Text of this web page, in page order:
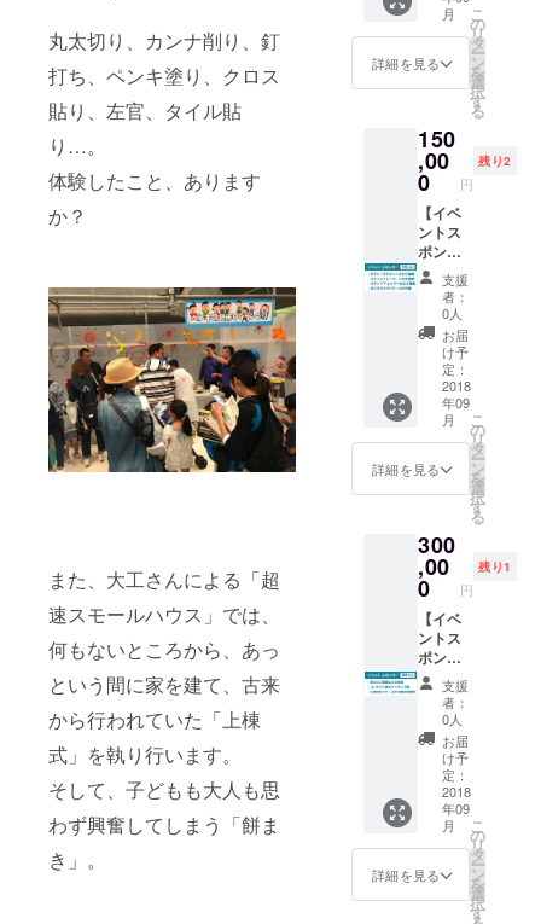
丸太切り、カンナ削り、釘
打ち、ペンキ塗り、クロス
貼り、左官、タイル貼
り…。
体験したこと、あります
か？
また、大工さんによる「超
速スモールハウス」では、
何もないところから、あっ
という間に家を建て、古来
から行われていた「上棟
式」を執り行います。
そして、子どもも大人も思
わず興奮してしまう「餅ま
き」。
ドアな
ど、人
抜ける
ような
くださ
い。 ・
付属品
の中に
小さな
金具が
入って
おりま
すの
で、小
さなお
子様が
飲み込
まない
ように
ご注意
い。 ≪
無垢材
とお取
り扱い
上の注
意≫ 無
垢の木
は製品
になっ
ても生
きてい
ますの
で、湿
気を
吸った
り吐い
たりし
て伸縮
す。 そ
のた
載 スポ
ンサー
ロール
への掲
社名掲
載（指
定ロ
ゴ：
中） ※
約
80,000
枚を福
岡市内
の全小
学校に
配布予
定 ポス
ターへ
の社名
掲載
（指定
ロゴ：
中） ※
約500枚
定 大会
パンフ
レット
広告１/
２ペー
ジ掲載
※約600
部を
ホール
来場者
へ配布
予定 大
会パン
フレッ
トへの
協賛一
覧への
社名掲
載 ※約
600部を
月
詳細を見る
こ
の
リ
タ
ー
ン
を
選
択
す
る
150
,00
0 円
残り2
【イベ
ントス
ポン
サー：
１５万
円協
賛】 ス
ポン
サー
ボード
への掲
載 スポ
ンサー
ロール
への掲
社名掲
載（指
定ロ
ゴ：
大） ※
約
80,000
枚を福
岡市内
の全小
学校に
配布予
定 ポス
ターへ
の社名
掲載
（指定
ロゴ：
大） ※
約500枚
支援
者：
0人
お届
け予
定：
2018
年09
月
詳細を見る
こ
の
リ
タ
ー
ン
を
選
択
す
る
300
,00
0 円
残り1
【イベ
ントス
ポン
サー：
３０万
円協
賛】 ス
ポン
サー
ボード
への掲
載 スポ
ンサー
ロール
への掲
支援
者：
0人
お届
け予
定：
2018
年09
月
詳細を見る
こ
の
リ
タ
ー
ン
を
選
択
す